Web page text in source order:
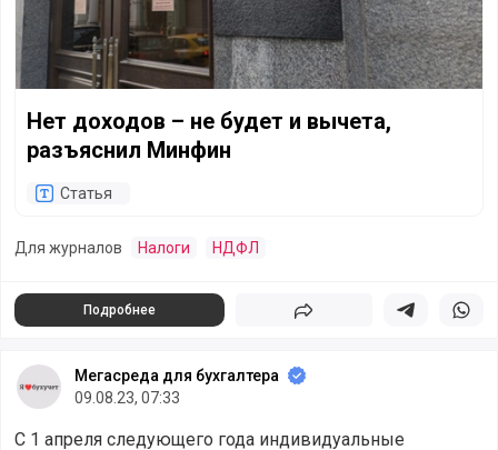
Нет доходов – не будет и вычета,
разъяснил Минфин
Статья
Для журналов Налоги НДФЛ
Подробнее Поделиться Поделиться в
Мегасреда для бухгалтера
09.08.23, 07:33
С 1 апреля следующего года индивидуальные